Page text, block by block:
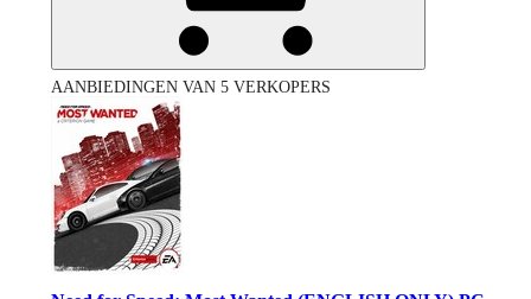
AANBIEDINGEN VAN 5 VERKOPERS